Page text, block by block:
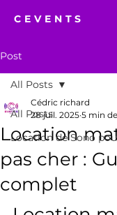
CEVENTS
Post
All Posts
Location de Sono
All Posts
Location
pas cher :
complet
Cédric richard
28 juil. 2025 5 min